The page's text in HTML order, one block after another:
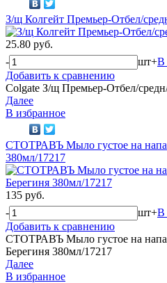
З/щ Колгейт Премьер-Отбел/
25.80 руб.
-
шт+В
Добавить к сравнению
Colgate З/щ Премьер-Отбел/
Далее
В избранное
СТОТРАВЪ Мыло густое на
380мл/17217
135 руб.
-
шт+В
Добавить к сравнению
СТОТРАВЪ Мыло густое на
Берегиня 380мл/17217
Далее
В избранное